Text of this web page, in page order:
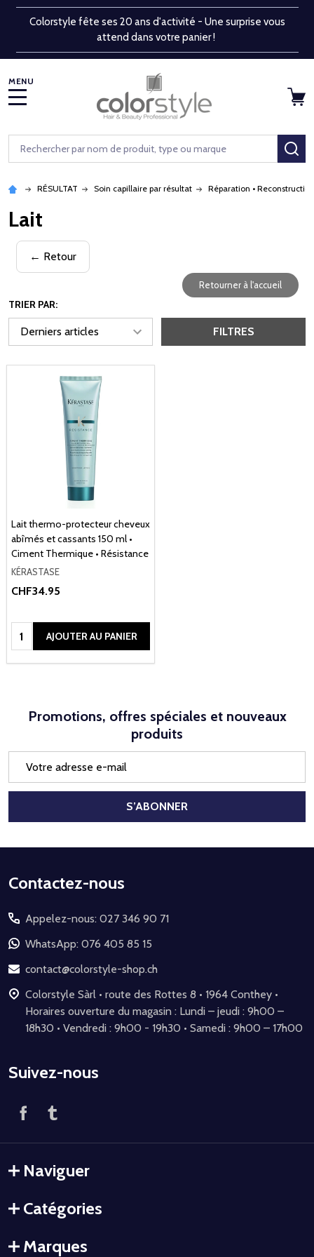
Colorstyle fête ses 20 ans d'activité - Une surprise vous
attend dans votre panier !
Rechercher
RÉSULTAT Soin capillaire par résultat Réparation • Reconstruction
Lait
← Retour
Retourner à l'accueil
TRIER PAR:
FILTRES
Lait thermo-protecteur cheveux
abîmés et cassants 150 ml •
Ciment Thermique • Résistance
KÉRASTASE
CHF34.95
Quantité:AJOUTER AU PANIER
Promotions, offres spéciales et nouveaux
produits
mail
S’ABONNER
Début
pied
de
page
Contactez-nous
Appelez-nous: 027 346 90 71
WhatsApp: 076 405 85 15
contact@colorstyle-shop.ch
Colorstyle Sàrl • route des Rottes 8 • 1964 Conthey •
Horaires ouverture du magasin : Lundi – jeudi : 9h00 –
18h30 • Vendredi : 9h00 - 19h30 • Samedi : 9h00 – 17h00
Suivez-nous
Naviguer
Catégories
Marques